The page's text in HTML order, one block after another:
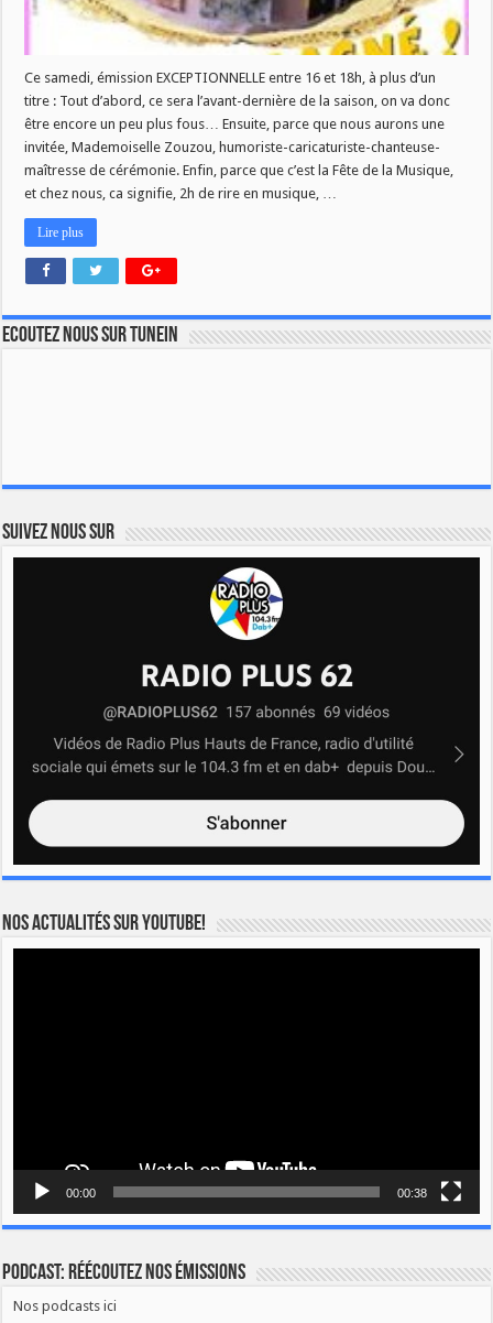
Ce samedi, émission EXCEPTIONNELLE entre 16 et 18h, à plus d’un
titre : Tout d’abord, ce sera l’avant-dernière de la saison, on va donc
être encore un peu plus fous… Ensuite, parce que nous aurons une
invitée, Mademoiselle Zouzou, humoriste-caricaturiste-chanteuse-
maîtresse de cérémonie. Enfin, parce que c’est la Fête de la Musique,
et chez nous, ca signifie, 2h de rire en musique, …
Lire plus
Ecoutez nous sur TuneIn
Suivez nous sur
Nos actualités sur YOUTUBE!
00:00 00:38
Podcast: Réécoutez nos émissions
Nos podcasts ici